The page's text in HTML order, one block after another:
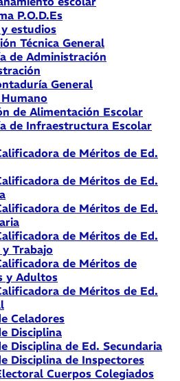
P.O.D.Es
estudios
Técnica General
de Administración
General
de Alimentación Escolar
de Infraestructura Escolar
de Méritos de Ed.
de Méritos de Ed.
de Méritos de Ed.
de Méritos de Ed.
y Trabajo
de Méritos de
y Adultos
de Méritos de Ed.
Celadores
Disciplina
Disciplina de Ed. Secundaria
Disciplina de Inspectores
Cuerpos Colegiados